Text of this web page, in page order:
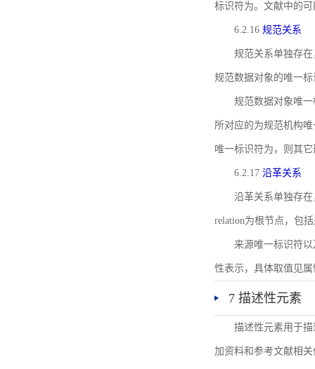
标识符为。文献中的
6.2.16 规范关系
规范关系单独存
规范数据对象的唯一
规范数据对象唯一
所对应的为规范机构
唯一标识符为，则其
6.2.17 沿革关系
沿革关系单独存
relation为根节点，包
来源唯一标识符以
性表示，具体取值见属
7 描述性元素
描述性元素用于
加资料和参考文献相